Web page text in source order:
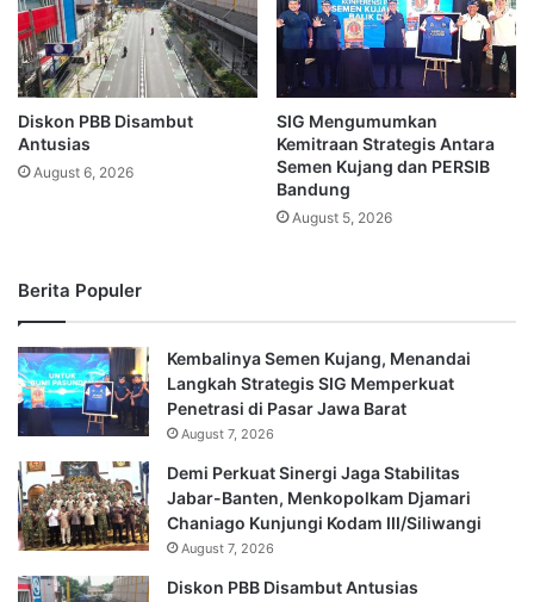
Diskon PBB Disambut
Antusias
August 6, 2026
SIG Mengumumkan
Kemitraan Strategis Antara
Semen Kujang dan PERSIB
Bandung
August 5, 2026
Berita Populer
Kembalinya Semen Kujang, Menandai
Langkah Strategis SIG Memperkuat
Penetrasi di Pasar Jawa Barat
August 7, 2026
Demi Perkuat Sinergi Jaga Stabilitas
Jabar-Banten, Menkopolkam Djamari
Chaniago Kunjungi Kodam III/Siliwangi
August 7, 2026
Diskon PBB Disambut Antusias